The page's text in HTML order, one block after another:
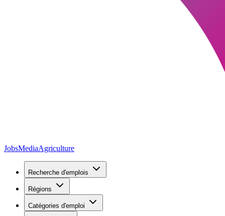
JobsMediaAgriculture
Recherche d'emplois
Régions
Catégories d'emploi